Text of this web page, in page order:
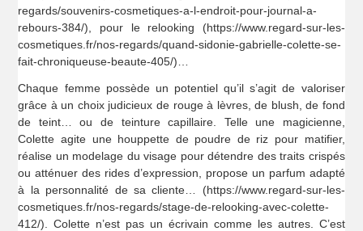
regards/souvenirs-cosmetiques-a-l-endroit-pour-journal-a-
rebours-384/), pour le relooking (https://www.regard-sur-les-
cosmetiques.fr/nos-regards/quand-sidonie-gabrielle-colette-se-
fait-chroniqueuse-beaute-405/)…
Chaque femme possède un potentiel qu’il s’agit de valoriser
grâce à un choix judicieux de rouge à lèvres, de blush, de fond
de teint… ou de teinture capillaire. Telle une magicienne,
Colette agite une houppette de poudre de riz pour matifier,
réalise un modelage du visage pour détendre des traits crispés
ou atténuer des rides d’expression, propose un parfum adapté
à la personnalité de sa cliente… (https://www.regard-sur-les-
cosmetiques.fr/nos-regards/stage-de-relooking-avec-colette-
412/). Colette n’est pas un écrivain comme les autres. C’est